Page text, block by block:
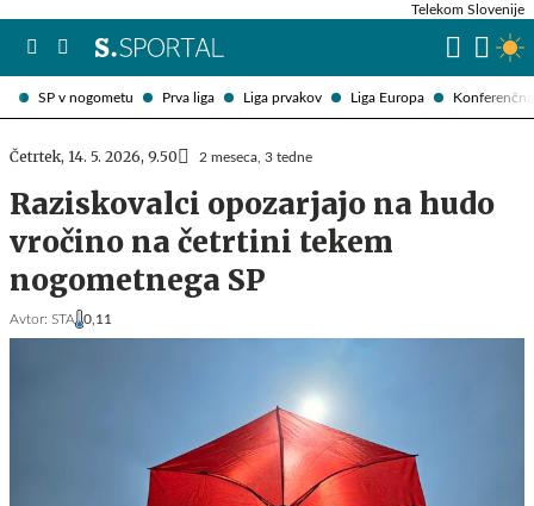
SP v nogometu Prva liga Liga prvakov Liga Europa
Telekom Slovenije
Četrtek, 14. 5. 2026, 9.50 2 meseca, 3 tedne
Raziskovalci opozarjajo na hudo
vročino na četrtini tekem
nogometnega SP
Avtor: STA 0,11